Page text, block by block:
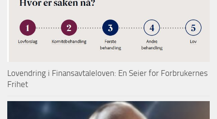
Lovendring i Finansavtaleloven: En Seier for Forbrukernes
Frihet